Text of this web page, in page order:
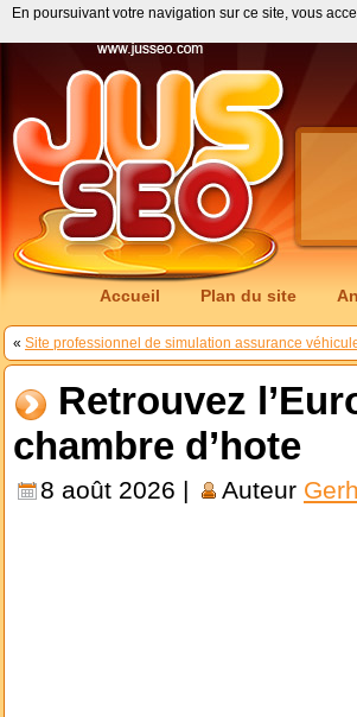
Accueil Plan du site
« Site professionnel de simulation assurance
Retrouvez
chambre d’hote
8 août 2026 | Auteur
En poursuivant votre navigation sur ce site, vous